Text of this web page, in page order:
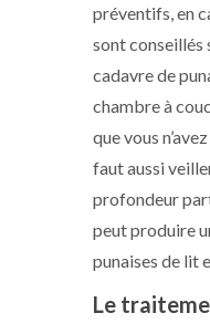
préventifs, en
sont conseillés
cadavre de
chambre à
que vous
faut aussi
profondeur
peut produire
punaises de lit
Le